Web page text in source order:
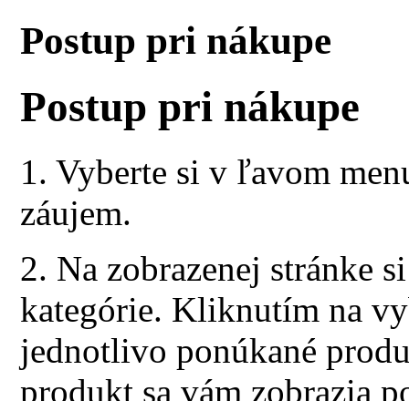
Postup pri nákupe
Postup pri nákupe
1. Vyberte si v ľavom
záujem.
2. Na zobrazenej stránke
kategórie. Kliknutím na
jednotlivo ponúkané
produkt sa vám zobrazia